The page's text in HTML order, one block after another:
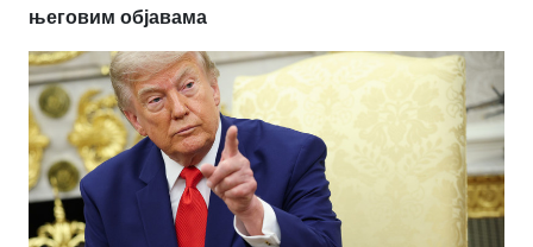
његовим објавама